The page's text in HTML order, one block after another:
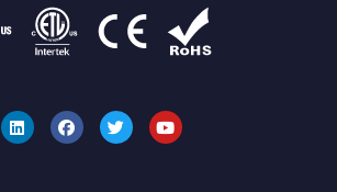
n
k
e
c
e
b
i
e
r
u
t
u